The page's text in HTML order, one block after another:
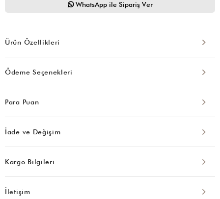
WhatsApp ile Sipariş Ver
Ürün Özellikleri
Ödeme Seçenekleri
Para Puan
İade ve Değişim
Kargo Bilgileri
İletişim